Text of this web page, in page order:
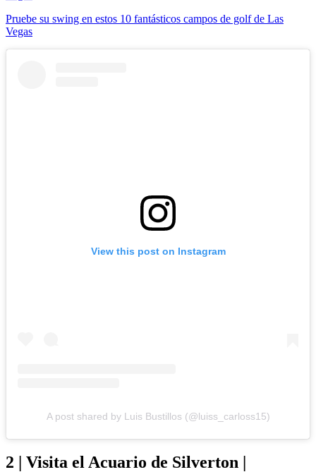
Pruebe su swing en estos 10 fantásticos campos de golf de Las
Vegas
View this post on Instagram
A post shared by Luis Bustillos (@luiss_carloss15)
2 | Visita el Acuario de Silverton |